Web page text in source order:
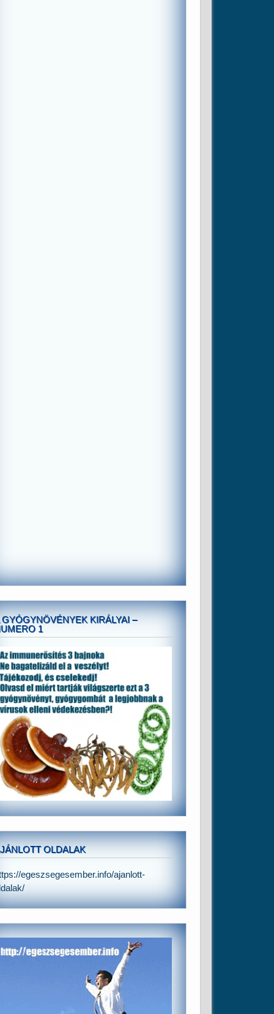
GYÓGYNÖVÉNYEK KIRÁLYAI –
1
OLDALAK
egeszsegesember.info/ajanlott-